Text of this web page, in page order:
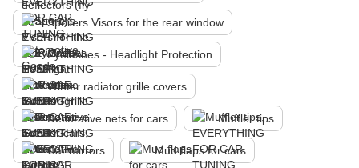
Spoilers Visors for the rear window
Eyelashes - Headlight Protection
Winter radiator grille covers
Decorative nets for cars Muffler tips
Car mirrors Mud flaps for cars